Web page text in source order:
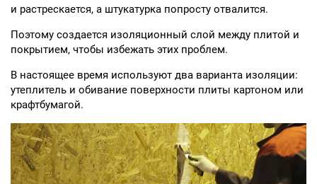
и растрескается, а штукатурка попросту отвалится.
Поэтому создается изоляционный слой между плитой и
покрытием, чтобы избежать этих проблем.
В настоящее время используют два варианта изоляции:
утеплитель и обивание поверхности плиты картоном или
крафтбумагой.